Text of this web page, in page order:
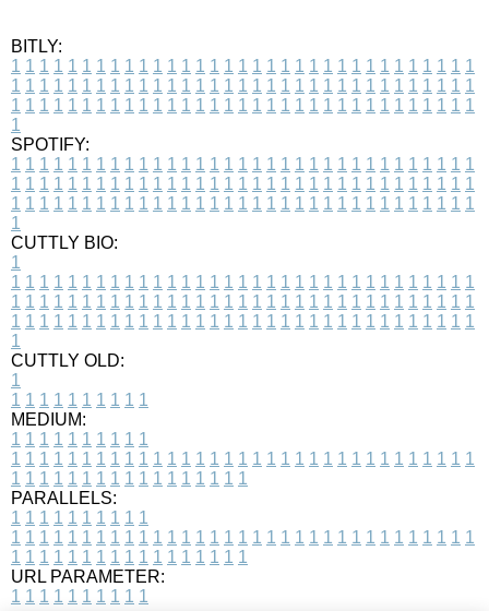
BITLY:
1 1 1 1 1 1 1 1 1 1 1 1 1 1 1 1 1 1 1 1 1 1 1 1 1 1 1 1 1 1 1 1 1
1 1 1 1 1 1 1 1 1 1 1 1 1 1 1 1 1 1 1 1 1 1 1 1 1 1 1 1 1 1 1 1 1
1 1 1 1 1 1 1 1 1 1 1 1 1 1 1 1 1 1 1 1 1 1 1 1 1 1 1 1 1 1 1 1 1
1
SPOTIFY:
1 1 1 1 1 1 1 1 1 1 1 1 1 1 1 1 1 1 1 1 1 1 1 1 1 1 1 1 1 1 1 1 1
1 1 1 1 1 1 1 1 1 1 1 1 1 1 1 1 1 1 1 1 1 1 1 1 1 1 1 1 1 1 1 1 1
1 1 1 1 1 1 1 1 1 1 1 1 1 1 1 1 1 1 1 1 1 1 1 1 1 1 1 1 1 1 1 1 1
1
CUTTLY BIO:
1
1 1 1 1 1 1 1 1 1 1 1 1 1 1 1 1 1 1 1 1 1 1 1 1 1 1 1 1 1 1 1 1 1
1 1 1 1 1 1 1 1 1 1 1 1 1 1 1 1 1 1 1 1 1 1 1 1 1 1 1 1 1 1 1 1 1
1 1 1 1 1 1 1 1 1 1 1 1 1 1 1 1 1 1 1 1 1 1 1 1 1 1 1 1 1 1 1 1 1
1
CUTTLY OLD:
1
1 1 1 1 1 1 1 1 1 1
MEDIUM:
1 1 1 1 1 1 1 1 1 1
1 1 1 1 1 1 1 1 1 1 1 1 1 1 1 1 1 1 1 1 1 1 1 1 1 1 1 1 1 1 1 1 1
1 1 1 1 1 1 1 1 1 1 1 1 1 1 1 1 1
PARALLELS:
1 1 1 1 1 1 1 1 1 1
1 1 1 1 1 1 1 1 1 1 1 1 1 1 1 1 1 1 1 1 1 1 1 1 1 1 1 1 1 1 1 1 1
1 1 1 1 1 1 1 1 1 1 1 1 1 1 1 1 1
URL PARAMETER:
1 1 1 1 1 1 1 1 1 1